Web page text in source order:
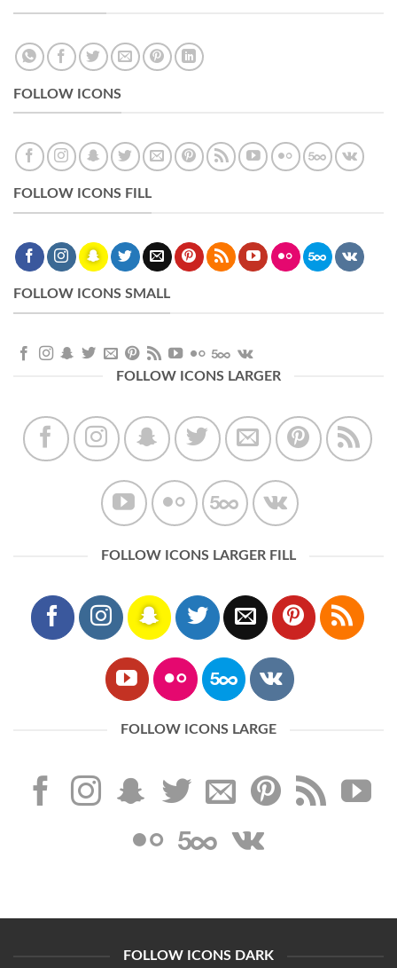
FOLLOW ICONS
FOLLOW ICONS FILL
FOLLOW ICONS SMALL
FOLLOW ICONS LARGER
FOLLOW ICONS LARGER FILL
FOLLOW ICONS LARGE
FOLLOW ICONS DARK